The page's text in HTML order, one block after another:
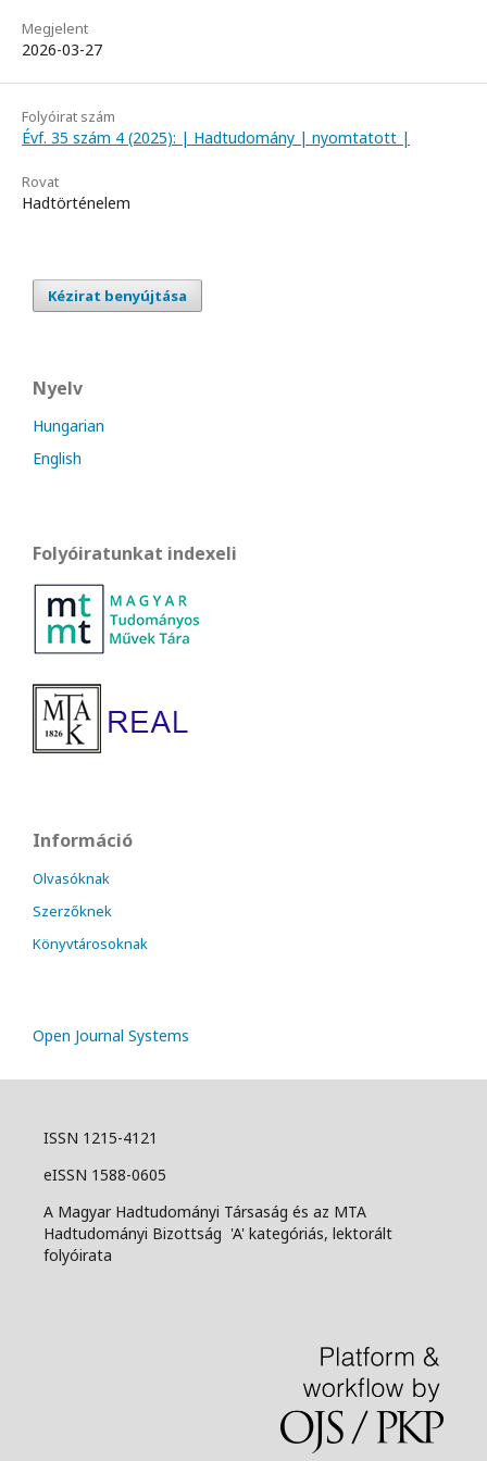
Megjelent
2026-03-27
Folyóirat szám
Évf. 35 szám 4 (2025): | Hadtudomány | nyomtatott |
Rovat
Hadtörténelem
Kézirat benyújtása
Nyelv
Hungarian
English
Folyóiratunkat indexeli
Információ
Olvasóknak
Szerzőknek
Könyvtárosoknak
Open Journal Systems
ISSN 1215-4121
eISSN 1588-0605
A Magyar Hadtudományi Társaság és az MTA
Hadtudományi Bizottság 'A' kategóriás, lektorált
folyóirata